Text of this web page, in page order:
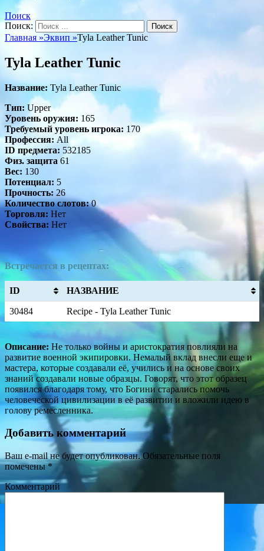
Поиск
Поиск:
Главная »Эквип »Tyla Leather Tunic
Tyla Leather Tunic
Название: Tyla Leather Tunic
Тип: Upper
Уровень оружия: 165
Требуемый уровень игрока: 170
Профессия: All
ID предмета: 532185
Физ. защита 61
Вес: 130
Потенциал: 5
Прочность: 26
Количество слотов:0
Торговля: Нет
Свойства: Нет
Встречается в рецептах:
ID НАЗВАНИЕ
30484 Recipe - Tyla Leather Tunic
Описание: Не только войны и аристократия повлияли на
развитие военной экипировки. Немалый вклад внесли еще и
мастера, которые создавали её, учились и на основе своих
знаний создавали новые образцы. Говорят, что этот образец
появился благодаря тому, что Богини старались помочь
человеческой цивилизации в её развитии и вложили идею в
голову ремесленника.
Добавить комментарий
Ваш e-mail не будет опубликован.Обязательные поля
помечены*
Комментарий